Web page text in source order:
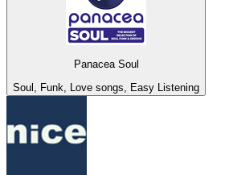
Panacea Soul
Soul, Funk, Love songs, Easy Listening